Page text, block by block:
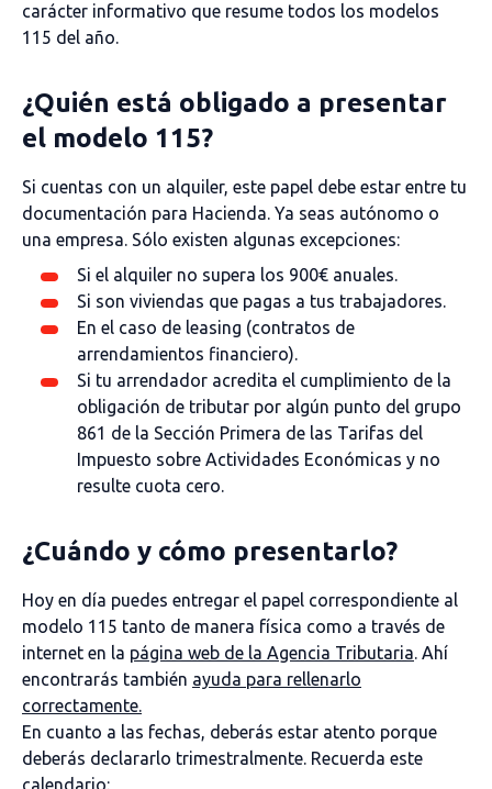
carácter informativo que resume todos los modelos
115 del año.
¿Quién está obligado a presentar
el modelo 115?
Si cuentas con un alquiler, este papel debe estar entre tu
documentación para Hacienda. Ya seas autónomo o
una empresa. Sólo existen algunas excepciones:
Si el alquiler no supera los 900€ anuales.
Si son viviendas que pagas a tus trabajadores.
En el caso de leasing (contratos de
arrendamientos financiero).
Si tu arrendador acredita el cumplimiento de la
obligación de tributar por algún punto del grupo
861 de la Sección Primera de las Tarifas del
Impuesto sobre Actividades Económicas y no
resulte cuota cero.
¿Cuándo y cómo presentarlo?
Hoy en día puedes entregar el papel correspondiente al
modelo 115 tanto de manera física como a través de
internet en la página web de la Agencia Tributaria. Ahí
encontrarás también ayuda para rellenarlo
correctamente.
En cuanto a las fechas, deberás estar atento porque
deberás declararlo trimestralmente. Recuerda este
calendario: